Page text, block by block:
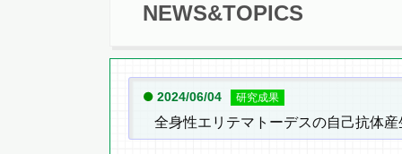
NEWS&TOPICS
2024/06/04 研究成果
全身性エリテマトーデスの自己抗体